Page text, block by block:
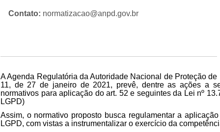
Contato: normatizacao@anpd.gov.br
A Agenda Regulatória da Autoridade Nacional de Proteção
11, de 27 de janeiro de 2021, prevê, dentre as ações a
normativos para aplicação do art. 52 e seguintes da Lei nº
LGPD)
Assim, o normativo proposto busca regulamentar a
LGPD, com vistas a instrumentalizar o exercício da